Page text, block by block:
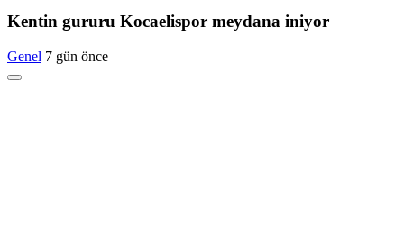
Kentin gururu Kocaelispor meydana iniyor
Genel 7 gün önce